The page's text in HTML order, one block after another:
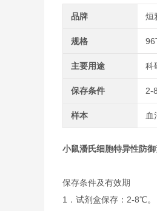
品牌 烜
规格
主要用途 科
保存条件 2-
样本 血
小鼠潘氏细胞特异性防
保存条件及有效期
1．试剂盒保存：2-8℃。